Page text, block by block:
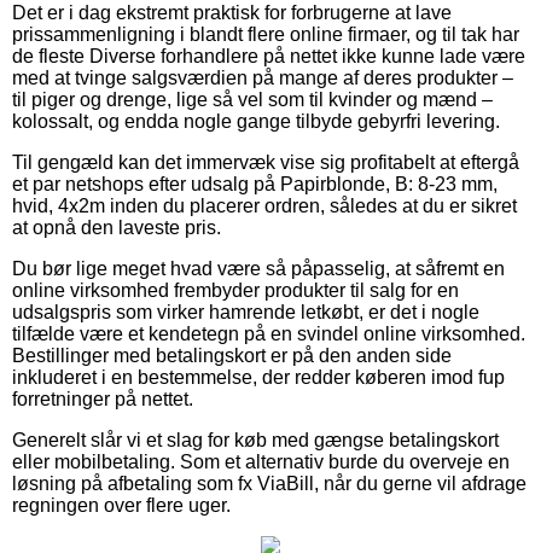
Det er i dag ekstremt praktisk for forbrugerne at lave
prissammenligning i blandt flere online firmaer, og til tak har
de fleste Diverse forhandlere på nettet ikke kunne lade være
med at tvinge salgsværdien på mange af deres produkter –
til piger og drenge, lige så vel som til kvinder og mænd –
kolossalt, og endda nogle gange tilbyde gebyrfri levering.
Til gengæld kan det immervæk vise sig profitabelt at eftergå
et par netshops efter udsalg på Papirblonde, B: 8-23 mm,
hvid, 4x2m inden du placerer ordren, således at du er sikret
at opnå den laveste pris.
Du bør lige meget hvad være så påpasselig, at såfremt en
online virksomhed frembyder produkter til salg for en
udsalgspris som virker hamrende letkøbt, er det i nogle
tilfælde være et kendetegn på en svindel online virksomhed.
Bestillinger med betalingskort er på den anden side
inkluderet i en bestemmelse, der redder køberen imod fup
forretninger på nettet.
Generelt slår vi et slag for køb med gængse betalingskort
eller mobilbetaling. Som et alternativ burde du overveje en
løsning på afbetaling som fx ViaBill, når du gerne vil afdrage
regningen over flere uger.